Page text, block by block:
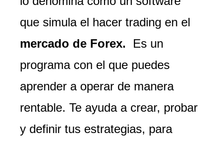
que simula el hacer trading en el
mercado de Forex.
Es un
programa con el que puedes
aprender a operar de manera
rentable. Te ayuda a crear, probar
y definir tus estrategias, para